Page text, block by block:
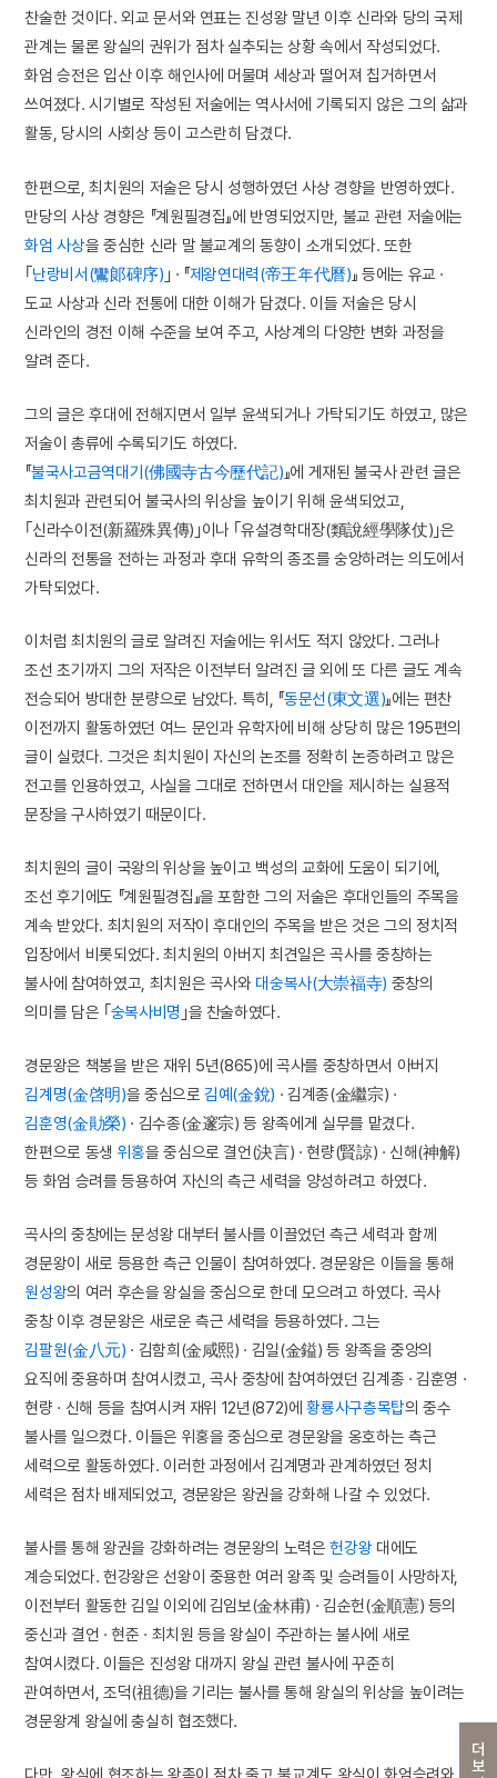
더보기
찬술한 것이다. 외교 문서와 연표는 진성왕 말년 이후 신라와 당의 국제
관계는 물론 왕실의 권위가 점차 실추되는 상황 속에서 작성되었다.
화엄 승전은 입산 이후 해인사에 머물며 세상과 떨어져 칩거하면서
쓰여졌다. 시기별로 작성된 저술에는 역사서에 기록되지 않은 그의 삶과
활동, 당시의 사회상 등이 고스란히 담겼다.
한편으로, 최치원의 저술은 당시 성행하였던 사상 경향을 반영하였다.
만당의 사상 경향은 『계원필경집』에 반영되었지만, 불교 관련 저술에는
화엄 사상을 중심한 신라 말 불교계의 동향이 소개되었다. 또한
｢ 난랑비서(鸞郞碑序) ｣ · 『제왕연대력(帝王年代曆)』 등에는 유교 ·
도교 사상과 신라 전통에 대한 이해가 담겼다. 이들 저술은 당시
신라인의 경전 이해 수준을 보여 주고, 사상계의 다양한 변화 과정을
알려 준다.
그의 글은 후대에 전해지면서 일부 윤색되거나 가탁되기도 하였고, 많은
저술이 총류에 수록되기도 하였다.
『불국사고금역대기(佛國寺古今歷代記)』에 게재된 불국사 관련 글은
최치원과 관련되어 불국사의 위상을 높이기 위해 윤색되었고,
｢신라수이전(新羅殊異傳)｣이나 ｢유설경학대장(類說經學隊仗)｣은
신라의 전통을 전하는 과정과 후대 유학의 종조를 숭앙하려는 의도에서
가탁되었다.
이처럼 최치원의 글로 알려진 저술에는 위서도 적지 않았다. 그러나
조선 초기까지 그의 저작은 이전부터 알려진 글 외에 또 다른 글도 계속
전승되어 방대한 분량으로 남았다. 특히, 『동문선(東文選)』에는 편찬
이전까지 활동하였던 여느 문인과 유학자에 비해 상당히 많은 195편의
글이 실렸다. 그것은 최치원이 자신의 논조를 정확히 논증하려고 많은
전고를 인용하였고, 사실을 그대로 전하면서 대안을 제시하는 실용적
문장을 구사하였기 때문이다.
최치원의 글이 국왕의 위상을 높이고 백성의 교화에 도움이 되기에,
조선 후기에도 『계원필경집』을 포함한 그의 저술은 후대인들의 주목을
계속 받았다. 최치원의 저작이 후대인의 주목을 받은 것은 그의 정치적
입장에서 비롯되었다. 최치원의 아버지 최견일은 곡사를 중창하는
불사에 참여하였고, 최치원은 곡사와 대숭복사(大崇福寺) 중창의
의미를 담은 ｢숭복사비명 ｣을 찬술하였다.
경문왕은 책봉을 받은 재위 5년(865)에 곡사를 중창하면서 아버지
김계명(金啓明)을 중심으로김예(金銳) · 김계종(金繼宗) ·
김훈영(金勛榮) · 김수종(金邃宗) 등 왕족에게 실무를 맡겼다.
한편으로 동생 위홍을 중심으로 결언(決言) · 현량(賢諒) · 신해(神解)
등 화엄 승려를 등용하여 자신의 측근 세력을 양성하려고 하였다.
곡사의 중창에는 문성왕 대부터 불사를 이끌었던 측근 세력과 함께
경문왕이 새로 등용한 측근 인물이 참여하였다. 경문왕은 이들을 통해
원성왕의 여러 후손을 왕실을 중심으로 한데 모으려고 하였다. 곡사
중창 이후 경문왕은 새로운 측근 세력을 등용하였다. 그는
김팔원(金八元) · 김함희(金咸熙) · 김일(金鎰) 등 왕족을 중앙의
요직에 중용하며 참여시켰고, 곡사 중창에 참여하였던 김계종 · 김훈영 ·
현량 · 신해 등을 참여시켜 재위 12년(872)에황룡사구층목탑의 중수
불사를 일으켰다. 이들은 위홍을 중심으로 경문왕을 옹호하는 측근
세력으로 활동하였다. 이러한 과정에서 김계명과 관계하였던 정치
세력은 점차 배제되었고, 경문왕은 왕권을 강화해 나갈 수 있었다.
불사를 통해 왕권을 강화하려는 경문왕의 노력은헌강왕 대에도
계승되었다. 헌강왕은 선왕이 중용한 여러 왕족 및 승려들이 사망하자,
이전부터 활동한 김일 이외에 김임보(金林甫) · 김순헌(金順憲) 등의
중신과 결언 · 현준 · 최치원 등을 왕실이 주관하는 불사에 새로
참여시켰다. 이들은 진성왕 대까지 왕실 관련 불사에 꾸준히
관여하면서, 조덕(祖德)을 기리는 불사를 통해 왕실의 위상을 높이려는
경문왕계 왕실에 충실히 협조했다.
다만, 왕실에 협조하는 왕족이 점차 줄고 불교계도 왕실이 화엄승려와